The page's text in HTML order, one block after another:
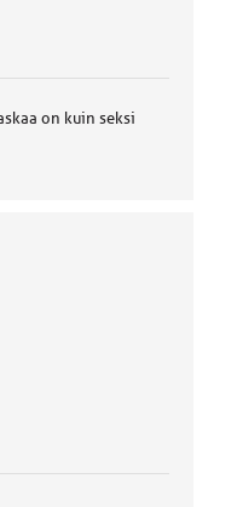
on kuin seksi